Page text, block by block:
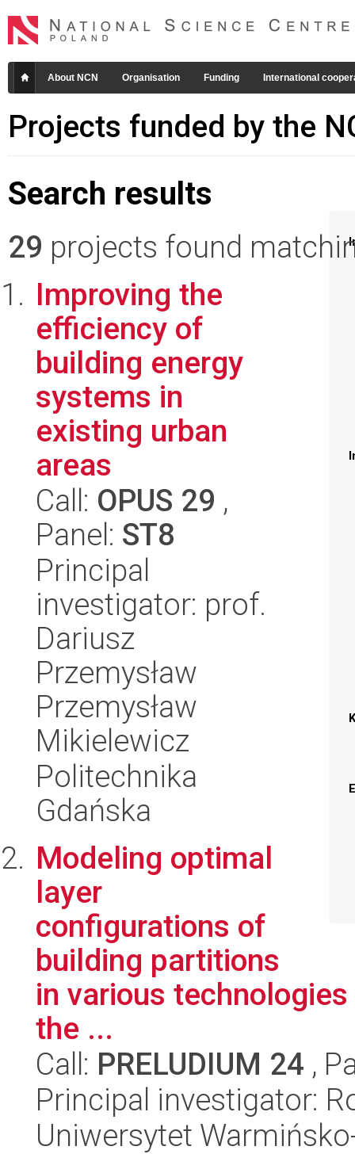
About NCN Organisation Funding International
Projects funded by the
Search results
29 projects found
Improving the
efficiency of
building energy
systems in
existing urban
areas
Call: OPUS 29 ,
Panel: ST8
Principal
investigator: prof.
Dariusz
Przemysław
Przemysław
Mikielewicz
Politechnika
Gdańska
Modeling optimal
layer
configurations of
building partitions
in various
the ...
Call: PRELUDIUM 24 ,
Principal investigator:
Uniwersytet